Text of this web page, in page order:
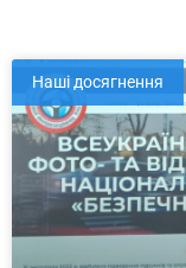
Наші досягнення